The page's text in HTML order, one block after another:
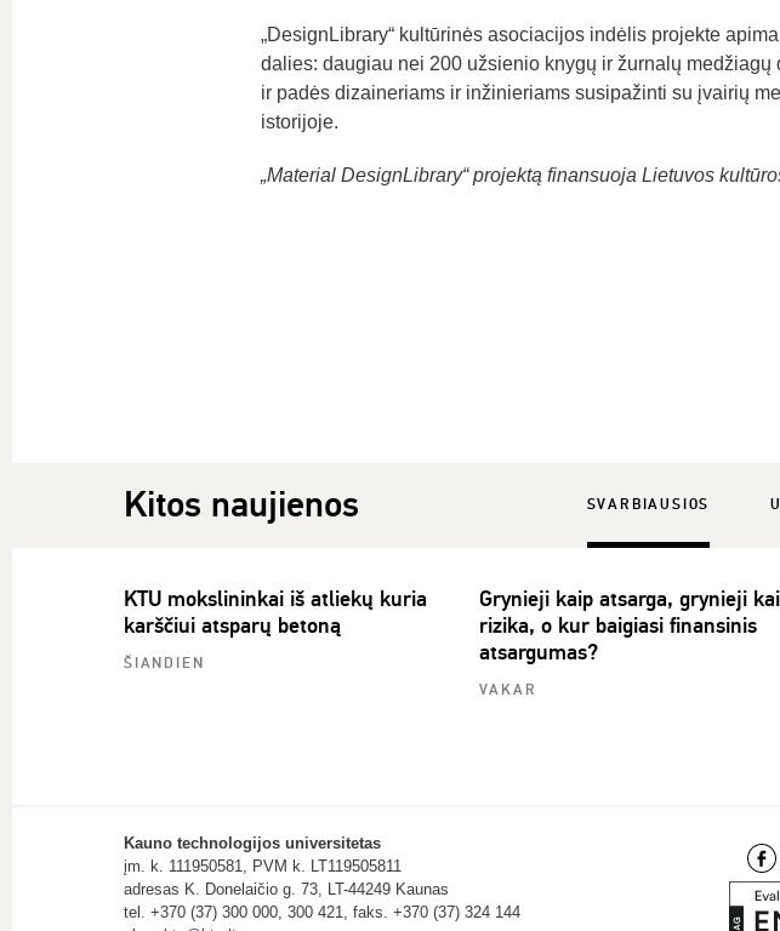
„DesignLibrary“ kultūrinės asociacijos indėlis projekte
dalies: daugiau nei 200 užsienio knygų ir žurnalų
ir padės dizaineriams ir inžinieriams susipažinti su įvairių
istorijoje.
„Material DesignLibrary“ projektą finansuoja Lietuvos
Kitos naujienos SVARBIAUSIOS
KTU mokslininkai iš atliekų kuria
karščiui atsparų betoną
ŠIANDIEN
Grynieji kaip atsarga, grynieji
rizika, o kur baigiasi finansinis
atsargumas?
VAKAR
Kauno technologijos universitetas
įm. k. 111950581, PVM k. LT119505811
adresas K. Donelaičio g. 73, LT-44249 Kaunas
tel. +370 (37) 300 000, 300 421, faks. +370 (37) 324 144